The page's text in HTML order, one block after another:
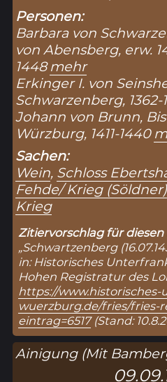
Personen:
Barbara von
von Abensberg, erw.
1448 mehr
Erkinger I. von
Schwarzenberg, 1362-
Johann von Brunn,
Würzburg, 1411-1440
Sachen:
Wein, Schloss
Fehde/ Krieg (Söldner)
Krieg
Zitiervorschlag für diesen
„Schwartzenberg
in: Historisches
Hohen Registratur des
https://
wuerzburg.de/fries/fries-
eintrag=6517(Stand:
Ainigung (Mit